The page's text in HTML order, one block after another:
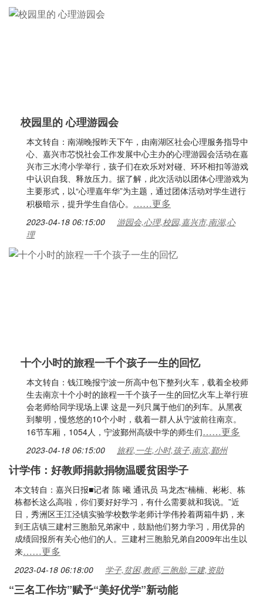
校园里的 心理游园会
本文转自：南湖晚报昨天下午，由南湖区社会心理服务指导中
心、嘉兴市芯悦社会工作发展中心主办的心理游园会活动在嘉
兴市三水湾小学举行，孩子们在欢乐对对碰、环环相扣等游戏
中认识自我、释放压力。据了解，此次活动以团体心理游戏为
主要形式，以“心理嘉年华”为主题，通过团体活动对学生进行
积极暗示，提升学生自信心。 ……更多
2023-04-18 06:15:00
游园会,心理,校园,嘉兴市,南湖,心
理
十个小时的旅程一千个孩子一生的回忆
本文转自：钱江晚报宁波一所高中包下整列火车，载着全校师
生去南京十个小时的旅程一千个孩子一生的回忆火车上举行班
会老师给同学现场上课 这是一列只属于他们的列车。从黑夜
到黎明，慢悠悠的10个小时，载着一群人从宁波前往南京。
16节车厢，1054人，宁波鄞州高级中学的师生们……更多
2023-04-18 06:15:00 旅程,一生,小时,孩子,南京,鄞州
计学伟：好教师捐款捐物温暖贫困学子
本文转自：嘉兴日报■记者 陈 曦 通讯员 马龙杰“楠楠、彬彬、栋
栋都长这么高啦，你们要好好学习，有什么需要就和我说。”近
日，秀洲区王江泾镇实验学校数学老师计学伟拎着两箱牛奶，来
到王店镇三建村三胞胎兄弟家中，鼓励他们努力学习，用优异的
成绩回报所有关心他们的人。三建村三胞胎兄弟自2009年出生以
来……更多
2023-04-18 06:18:00 学子,贫困,教师,三胞胎,三建,资助
“三名工作坊”赋予“美好优学”新动能